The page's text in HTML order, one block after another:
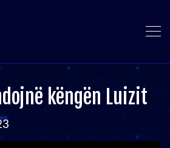
këngën Luizit